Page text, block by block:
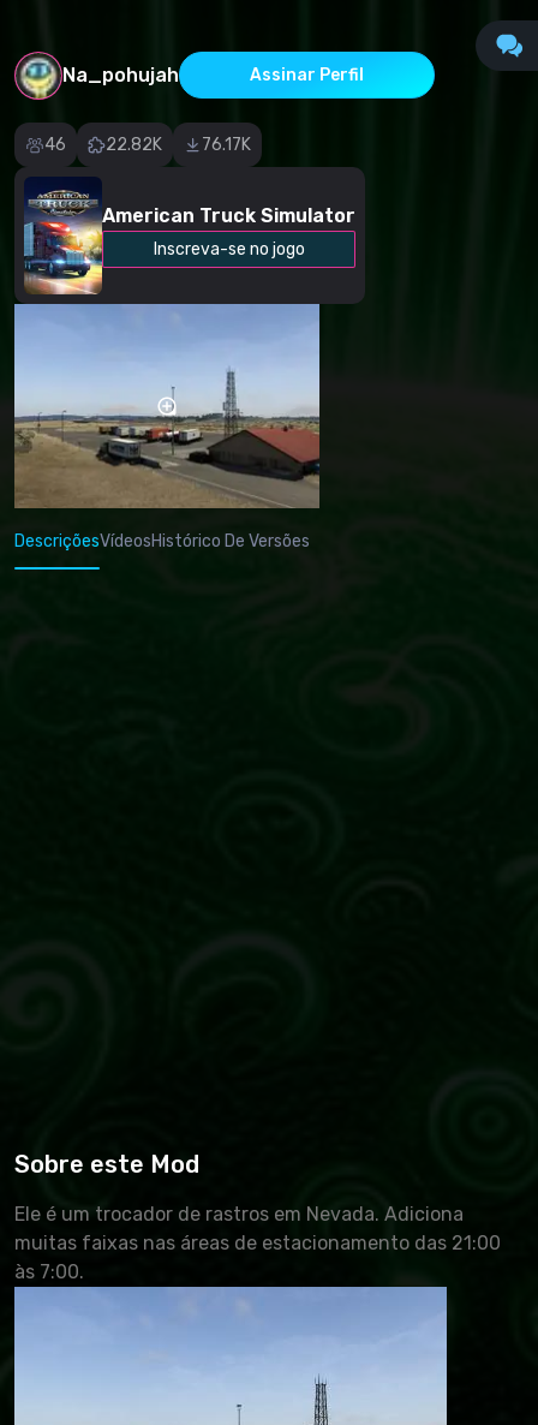
Na_pohujah Assinar Perfil
46 22.82K 76.17K
American Truck Simulator
Inscreva-se no jogo
DescriçõesVídeosHistórico De Versões
Sobre este Mod
Ele é um trocador de rastros em Nevada. Adiciona
muitas faixas nas áreas de estacionamento das 21:00
às 7:00.